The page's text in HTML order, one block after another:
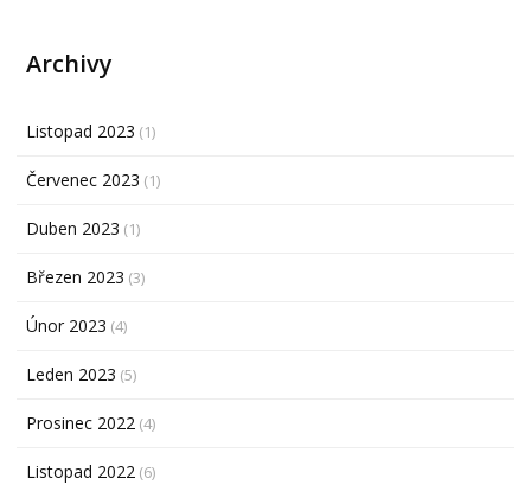
Archivy
Listopad 2023 (1)
Červenec 2023 (1)
Duben 2023 (1)
Březen 2023 (3)
Únor 2023 (4)
Leden 2023 (5)
Prosinec 2022 (4)
Listopad 2022 (6)